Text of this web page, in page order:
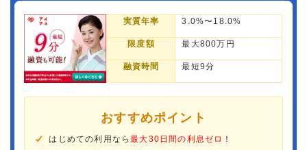
実質年率 3.0%〜18.0%
限度額 最大800万円
融資時間 最短9分
おすすめポイント
はじめての利用なら最大30日間の利息ゼロ ！